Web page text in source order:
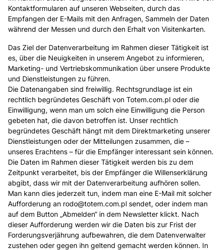
Kontaktformularen auf unseren Webseiten, durch das
Empfangen der E-Mails mit den Anfragen, Sammeln der Daten
während der Messen und durch den Erhalt von Visitenkarten.
Das Ziel der Datenverarbeitung im Rahmen dieser Tätigkeit ist
es, über die Neuigkeiten in unserem Angebot zu informieren,
Marketing- und Vertriebskommunikation über unsere Produkte
und Dienstleistungen zu führen.
Die Datenangaben sind freiwillig. Rechtsgrundlage ist ein
rechtlich begründetes Geschäft von Totem.com.pl oder die
Einwilligung, wenn man um solch eine Einwilligung die Person
gebeten hat, die davon betroffen ist. Unser rechtlich
begründetes Geschäft hängt mit dem Direktmarketing unserer
Dienstleistungen oder der Mitteilungen zusammen, die –
unseres Erachtens – für die Empfänger interessant sein können.
Die Daten im Rahmen dieser Tätigkeit werden bis zu dem
Zeitpunkt verarbeitet, bis der Empfänger die Willenserklärung
abgibt, dass wir mit der Datenverarbeitung aufhören sollen.
Man kann dies jederzeit tun, indem man eine E-Mail mit solcher
Aufforderung an rodo@totem.com.pl sendet, oder indem man
auf dem Button „Abmelden“ in dem Newsletter klickt. Nach
dieser Aufforderung werden wir die Daten bis zur Frist der
Forderungsverjährung aufbewahren, die dem Datenverwalter
zustehen oder gegen ihn geltend gemacht werden können. In